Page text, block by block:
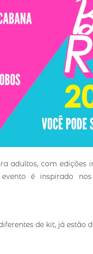
adultos, com edições
é inspirado
de kit, já estão